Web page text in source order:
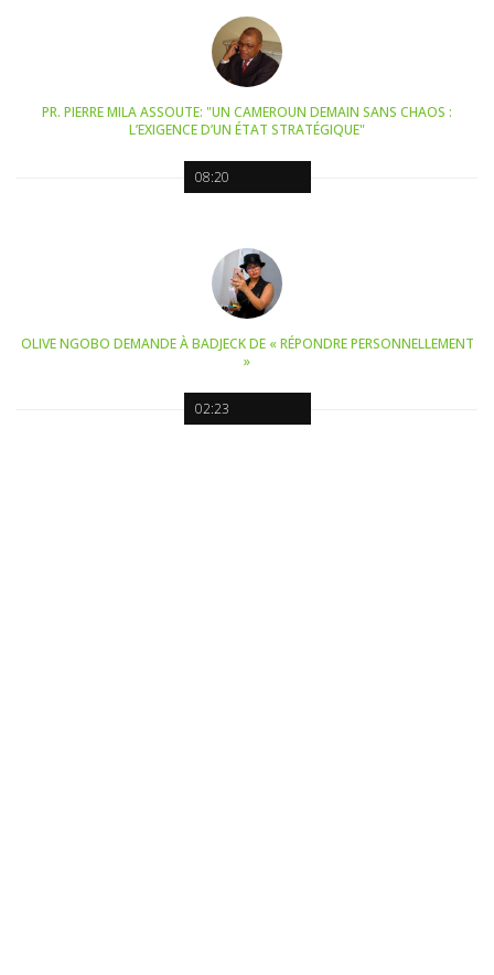
08:20
PR. PIERRE MILA ASSOUTE: "UN CAMEROUN DEMAIN SANS CHAOS :
L’EXIGENCE D’UN ÉTAT STRATÉGIQUE"
02:23
OLIVE NGOBO DEMANDE À BADJECK DE « RÉPONDRE PERSONNELLEMENT
»